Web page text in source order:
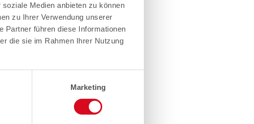
Medien anbieten zu können
zu Ihrer Verwendung unserer
Partner führen diese Informationen
die sie im Rahmen Ihrer Nutzung
Marketing